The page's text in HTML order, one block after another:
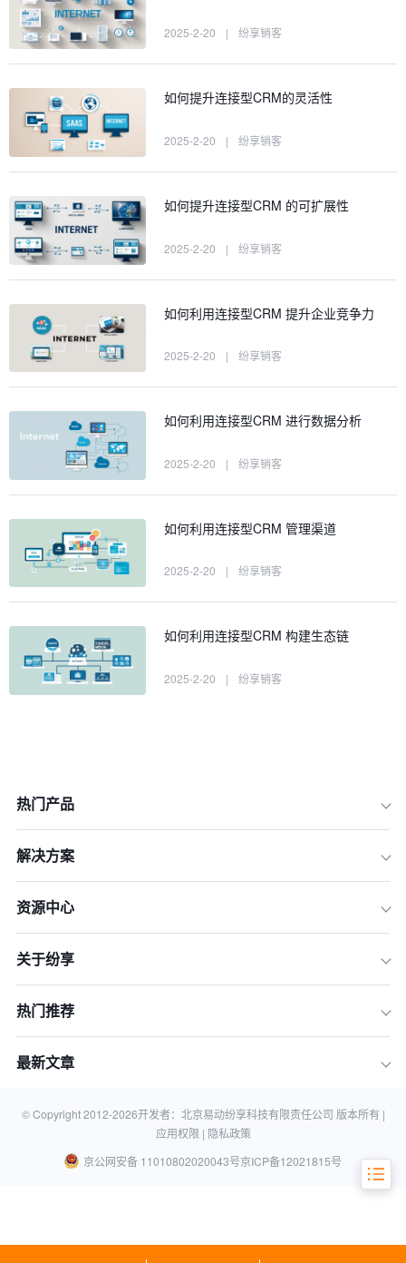
3.优化上下游协同，增强产业链竞争力
相关知识
2025-2-20 | 纷享销客
如何提升连接型CRM的灵活性
2025-2-20 | 纷享销客
如何提升连接型CRM 的可扩展性
2025-2-20 | 纷享销客
如何利用连接型CRM 提升企业竞争力
2025-2-20 | 纷享销客
如何利用连接型CRM 进行数据分析
2025-2-20 | 纷享销客
如何利用连接型CRM 管理渠道
2025-2-20 | 纷享销客
如何利用连接型CRM 构建生态链
2025-2-20 | 纷享销客
热门产品
解决方案
资源中心
关于纷享
热门推荐
最新文章
© Copyright 2012-2026开发者：北京易动纷享科技有限责任公司 版本所有 |
应用权限 | 隐私政策
京公网安备 11010802020043号京ICP备12021815号